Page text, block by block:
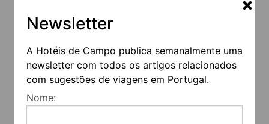
Newsletter
A Hotéis de Campo publica semanalmente uma
newsletter com todos os artigos relacionados
com sugestões de viagens em Portugal.
Nome: